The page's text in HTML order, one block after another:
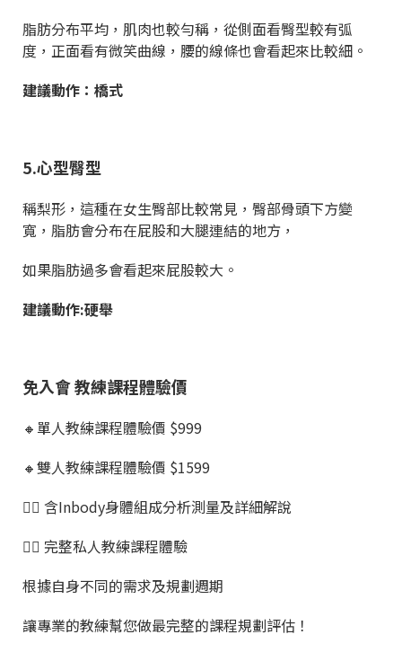
脂肪分布平均，肌肉也較勻稱，從側面看臀型較有弧
度，正面看有微笑曲線，腰的線條也會看起來比較細。
建議動作 ： 橋式
5.心型臀型
稱梨形，這種在女生臀部比較常見，臀部骨頭下方變
寬，脂肪會分布在屁股和大腿連結的地方，
如果脂肪過多會看起來屁股較大。
建議動作:硬舉
免入會 教練課程體驗價
🔸單人教練課程體驗價 $999
🔸雙人教練課程體驗價 $1599
👉🏼 含Inbody身體組成分析測量及詳細解說
👉🏼 完整私人教練課程體驗
根據自身不同的需求及規劃週期
讓專業的教練幫您做最完整的課程規劃評估！